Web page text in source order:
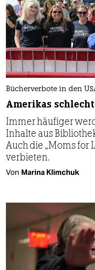
Bücherverbote in den
Amerikas
Immer häufiger
Inhalte aus
Auch die „Moms for
verbieten.
Von Marina Klimchuk